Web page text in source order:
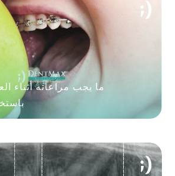
ما يجب مراعاته أثناء